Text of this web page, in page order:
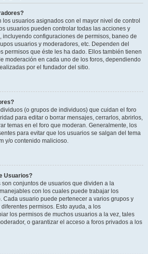
los usuarios asignados con el mayor nivel de control
usuarios pueden controlar todas las acciones y
incluyendo configuraciones de permisos, baneo de
usuarios y moderadores, etc. Dependen del
permisos que éste les ha dado. Ellos también tienen
moderación en cada uno de los foros, dependiendo
por el fundador del sitio.
(o grupos de individuos) que cuidan el foro
para editar o borrar mensajes, cerrarlos, abrirlos,
temas en el foro que moderan. Generalmente, los
para evitar que los usuarios se salgan del tema
y/o contenido malicioso.
Usuarios?
son conjuntos de usuarios que dividen a la
con los cuales puede trabajar los
Cada usuario puede pertenecer a varios grupos y
permisos. Esto ayuda, a los
los permisos de muchos usuarios a la vez, tales
o garantizar el acceso a foros privados a los